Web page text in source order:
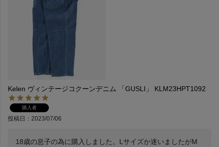
Kelen ヴィンテージコクーンデニム 「GUSLI」 KLM23HPT1092
購入者
投稿日 2023/07/06
18歳の息子の為に購入しました。Lサイズか迷いましたがM